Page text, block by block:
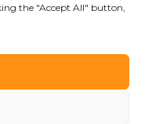
the "Accept All" button,